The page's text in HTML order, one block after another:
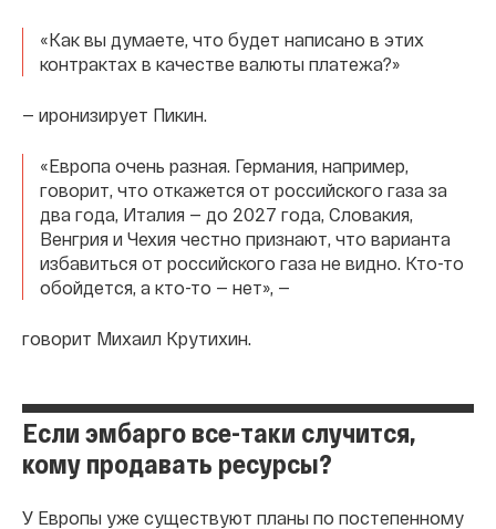
«Как вы думаете, что будет написано в этих
контрактах в качестве валюты платежа?»
— иронизирует Пикин.
«Европа очень разная. Германия, например,
говорит, что откажется от российского газа за
два года, Италия — до 2027 года, Словакия,
Венгрия и Чехия честно признают, что варианта
избавиться от российского газа не видно. Кто-то
обойдется, а кто-то — нет», —
говорит Михаил Крутихин.
Если эмбарго все-таки случится,
кому продавать ресурсы?
У Европы уже существуют планы по постепенному